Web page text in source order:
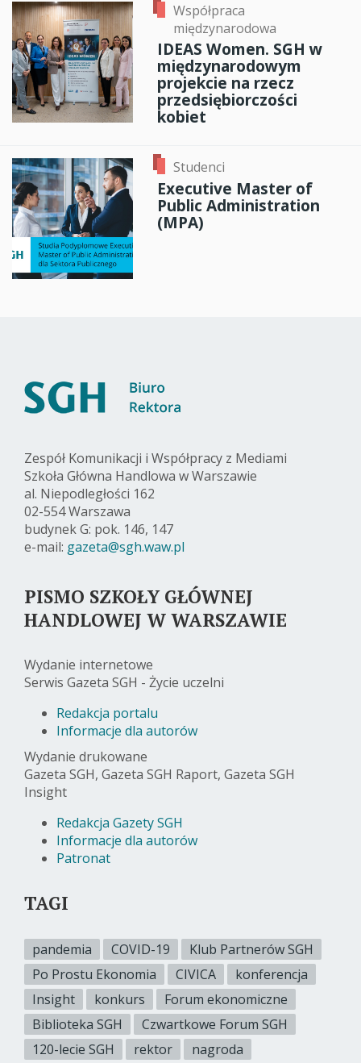
Współpraca
międzynarodowa
IDEAS Women. SGH w
międzynarodowym
projekcie na rzecz
przedsiębiorczości
kobiet
Studenci
Executive Master of
Public Administration
(MPA)
Zespół Komunikacji i Współpracy z Mediami
Szkoła Główna Handlowa w Warszawie
al. Niepodległości 162
02-554 Warszawa
budynek G: pok. 146, 147
e-mail: gazeta@sgh.waw.pl
PISMO SZKOŁY GŁÓWNEJ
HANDLOWEJ W WARSZAWIE
Wydanie internetowe
Serwis Gazeta SGH - Życie uczelni
Redakcja portalu
Informacje dla autorów
Wydanie drukowane
Gazeta SGH, Gazeta SGH Raport, Gazeta SGH
Insight
Redakcja Gazety SGH
Informacje dla autorów
Patronat
TAGI
pandemia COVID-19
Klub Partnerów SGH
Po Prostu Ekonomia
CIVICA
konferencja
Insight
konkurs
Forum ekonomiczne
Biblioteka SGH
Czwartkowe Forum SGH
120-lecie SGH
rektor nagroda